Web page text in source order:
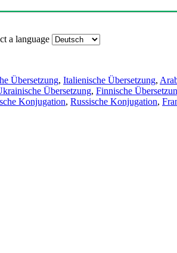
a language
Übersetzung, Italienische Übersetzung,
Übersetzung, Finnische
Konjugation, Russische Konjugation,